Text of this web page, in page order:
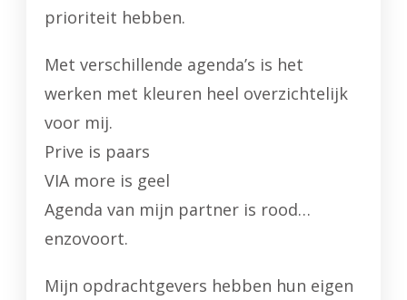
prioriteit hebben.
Met verschillende agenda’s is het
werken met kleuren heel overzichtelijk
voor mij.
Prive is paars
VIA more is geel
Agenda van mijn partner is rood…
enzovoort.
Mijn opdrachtgevers hebben hun eigen